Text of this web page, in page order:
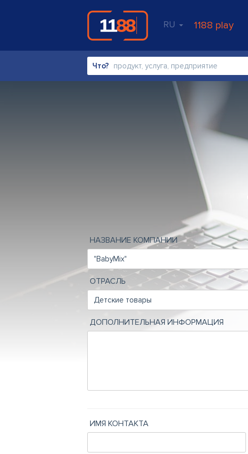
RU 1188 play
Что?
НАЗВАНИЕ КОМПАНИИ
ОТРАСЛЬ
ДОПОЛНИТЕЛЬНАЯ ИНФОРМАЦИЯ
ИМЯ КОНТАКТА